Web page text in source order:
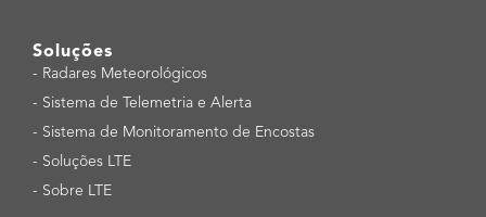
Soluções
- Radares Meteorológicos
- Sistema de Telemetria e Alerta
- Sistema de Monitoramento de Encostas
- Soluções LTE
- Sobre LTE